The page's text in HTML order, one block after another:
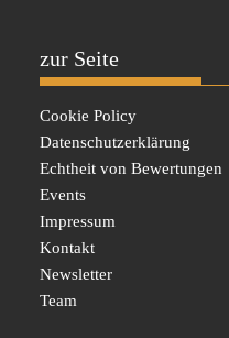
zur Seite
Cookie Policy
Datenschutzerklärung
Echtheit von Bewertungen
Events
Impressum
Kontakt
Newsletter
Team